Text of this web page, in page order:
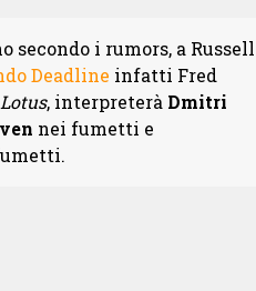
secondo i rumors, a Russell
Deadline infatti Fred
, interpreterà Dmitri
nei fumetti e